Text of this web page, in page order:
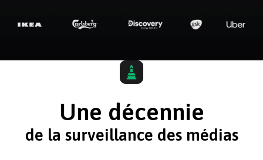
Une décennie
de la surveillance des médias